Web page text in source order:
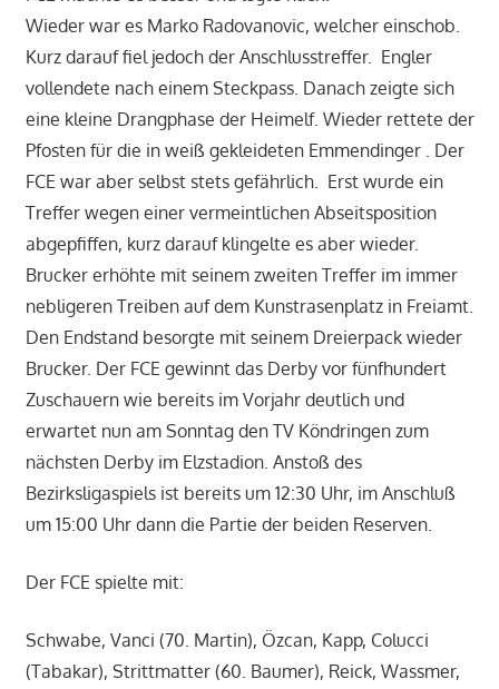
Wieder war es Marko Radovanovic, welcher einschob.
Kurz darauf fiel jedoch der Anschlusstreffer. Engler
vollendete nach einem Steckpass. Danach zeigte sich
eine kleine Drangphase der Heimelf. Wieder rettete der
Pfosten für die in weiß gekleideten Emmendinger . Der
FCE war aber selbst stets gefährlich. Erst wurde ein
Treffer wegen einer vermeintlichen Abseitsposition
abgepfiffen, kurz darauf klingelte es aber wieder.
Brucker erhöhte mit seinem zweiten Treffer im immer
nebligeren Treiben auf dem Kunstrasenplatz in Freiamt.
Den Endstand besorgte mit seinem Dreierpack wieder
Brucker. Der FCE gewinnt das Derby vor fünfhundert
Zuschauern wie bereits im Vorjahr deutlich und
erwartet nun am Sonntag den TV Köndringen zum
nächsten Derby im Elzstadion. Anstoß des
Bezirksligaspiels ist bereits um 12:30 Uhr, im Anschluß
um 15:00 Uhr dann die Partie der beiden Reserven.
Der FCE spielte mit:
Schwabe, Vanci (70. Martin), Özcan, Kapp, Colucci
(Tabakar), Strittmatter (60. Baumer), Reick, Wassmer,